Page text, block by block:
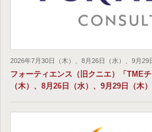
2026年7月30日（木）、8月26日（水）、9月29
フォーティエンス（旧クニエ）「TME
（木）、8月26日（水）、9月29日（木